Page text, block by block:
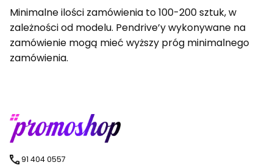
Minimalne ilości zamówienia to 100-200 sztuk, w
zależności od modelu. Pendrive’y wykonywane na
zamówienie mogą mieć wyższy próg minimalnego
zamówienia.
91 404 0557